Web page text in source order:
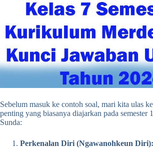
Sebelum masuk ke contoh soal, mari kita ulas
penting yang biasanya diajarkan pada semester
Sunda:
Perkenalan Diri (Ngawanohkeun Diri):